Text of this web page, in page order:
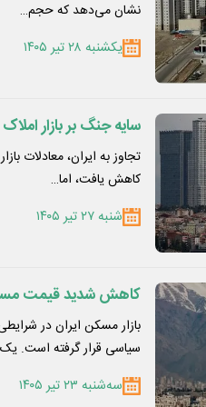
نشان می‌دهد که حجم…
یکشنبه ۲۸ تیر ۱۴۰۵
سایه جنگ بر بازار املاک
تجاوز به ایران،
کاهش یافت، اما…
شنبه ۲۷ تیر ۱۴۰۵
کاهش شدید قیمت
بازار مسکن ایران در
سیاسی قرار گرفته است.
سه‌شنبه ۲۳ تیر ۱۴۰۵